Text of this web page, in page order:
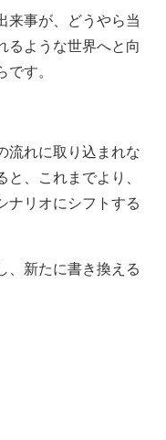
来事が、どうやら当
るような世界へと向
す。
流れに取り込まれな
、これまでより、
ナリオにシフトする
、新たに書き換える